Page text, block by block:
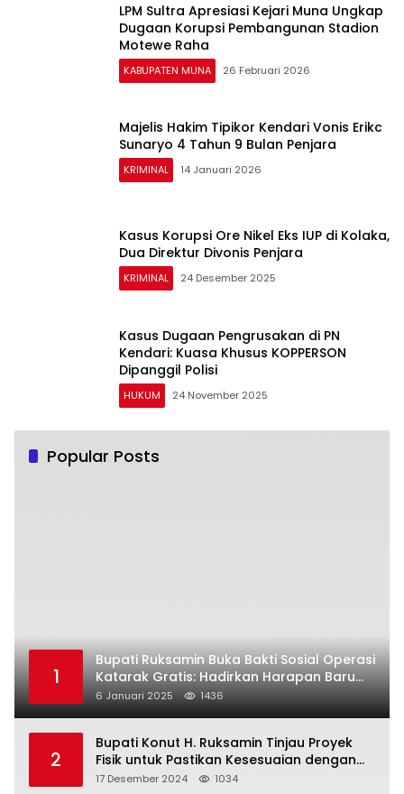
LPM Sultra Apresiasi Kejari Muna Ungkap
Dugaan Korupsi Pembangunan Stadion
Motewe Raha
KABUPATEN MUNA 26 Februari 2026
Majelis Hakim Tipikor Kendari Vonis Erikc
Sunaryo 4 Tahun 9 Bulan Penjara
KRIMINAL 14 Januari 2026
Kasus Korupsi Ore Nikel Eks IUP di Kolaka,
Dua Direktur Divonis Penjara
KRIMINAL 24 Desember 2025
Kasus Dugaan Pengrusakan di PN
Kendari: Kuasa Khusus KOPPERSON
Dipanggil Polisi
HUKUM 24 November 2025
Popular Posts
1
Bupati Ruksamin Buka Bakti Sosial Operasi
Katarak Gratis: Hadirkan Harapan Baru
bagi Masyarakat Konut
6 Januari 2025 1436
2
Bupati Konut H. Ruksamin Tinjau Proyek
Fisik untuk Pastikan Kesesuaian dengan
Perencanaan
17 Desember 2024 1034